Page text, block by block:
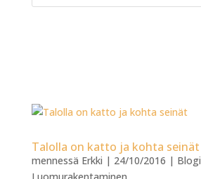
Talolla on katto ja kohta seinät
mennessä Erkki | 24/10/2016 | Blogi
Luomurakentaminen